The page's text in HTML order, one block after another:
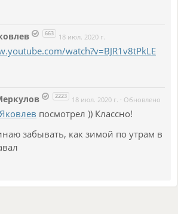
663 18 июл. 2020 г.
watch?v=BJR1v8tPkLE
2223 18 июл. 2020 г. · Обновлено
посмотрел )) Классно!
забывать, как зимой по утрам в